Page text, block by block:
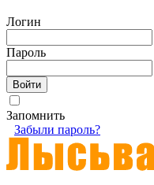
Логин
Пароль
Запомнить
Забыли пароль?